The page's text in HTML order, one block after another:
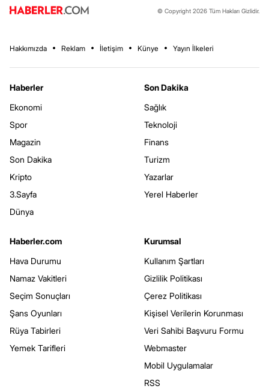
© Copyright 2026 Tüm Hakları Gizlidir.
Hakkımızda Reklam İletişim Künye Yayın İlkeleri
Haberler
Ekonomi
Spor
Magazin
Son Dakika
Kripto
3.Sayfa
Dünya
Son Dakika
Sağlık
Teknoloji
Finans
Turizm
Yazarlar
Yerel Haberler
Haberler.com
Hava Durumu
Namaz Vakitleri
Seçim Sonuçları
Şans Oyunları
Rüya Tabirleri
Yemek Tarifleri
Kurumsal
Kullanım Şartları
Gizlilik Politikası
Çerez Politikası
Kişisel Verilerin Korunması
Veri Sahibi Başvuru Formu
Webmaster
Mobil Uygulamalar
RSS